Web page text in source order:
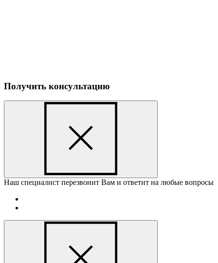
Получить консультацию
Наш специалист перезвонит Вам и ответит на любые вопросы